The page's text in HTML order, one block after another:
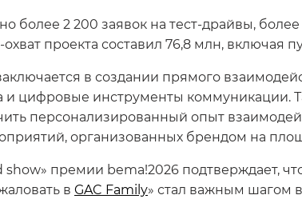
более 2 200 заявок на тест-драйвы,
проекта составил 76,8 млн,
в создании прямого
и цифровые инструменты коммуникации.
персонализированный опыт
организованных брендом на
премии bema!2026 подтверждает,
в GAC Family» стал важным шагом